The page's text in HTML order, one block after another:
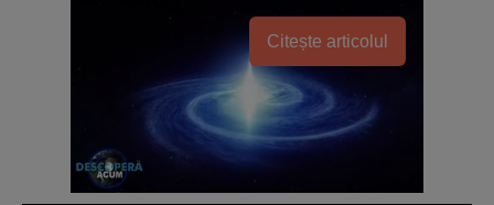
Citește articolul